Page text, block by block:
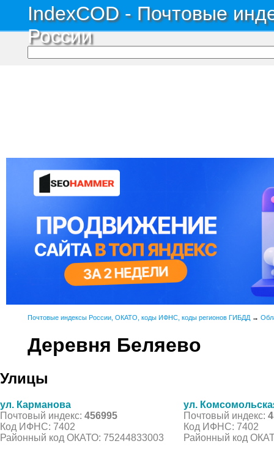
IndexCOD - Почтовые
России
Почтовые индексы России, ОКАТО, коды ИФНС, коды регионов ГИБДД →
Деревня Беляево
Улицы
ул. Карманова
Почтовый индекс: 456995
Код ИФНС: 7402
Районный код ОКАТО: 75244833003
ул.
Почтовый индекс:
Код ИФНС: 7402
Районный код